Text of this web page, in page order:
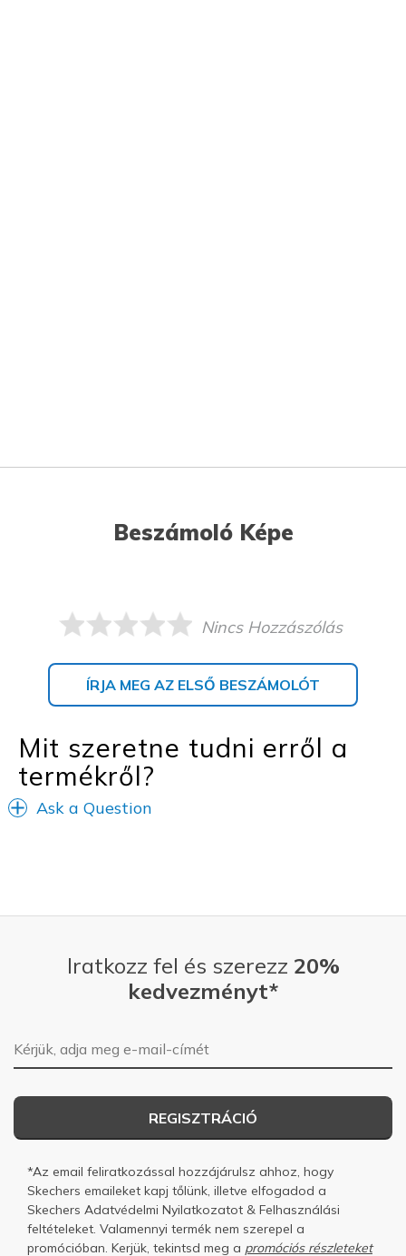
Beszámoló Képe
Nincs Hozzászólás
ÍRJA MEG AZ ELSŐ BESZÁMOLÓT
Mit szeretne tudni erről a
termékről?
Ask a Question
Iratkozz fel és szerezz 20%
kedvezményt*
E-mail-cím
REGISZTRÁCIÓ
*Az email feliratkozással hozzájárulsz ahhoz, hogy
Skechers emaileket kapj tőlünk, illetve elfogadod a
Skechers Adatvédelmi Nyilatkozatot & Felhasználási
feltételeket. Valamennyi termék nem szerepel a
promócióban. Kerjük, tekintsd meg a promóciós részleteket